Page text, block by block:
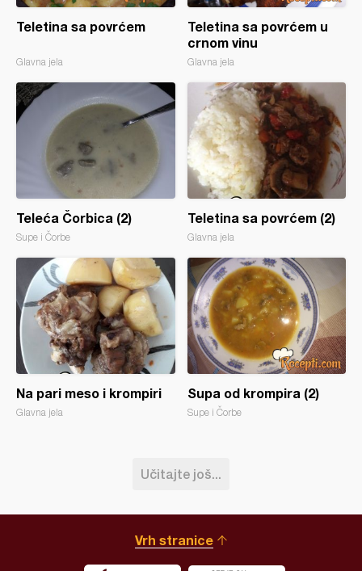
Teletina sa povrćem
Glavna jela
Teletina sa povrćem u
crnom vinu
Glavna jela
Teleća Čorbica (2)
Supe i Čorbe
Teletina sa povrćem (2)
Glavna jela
Na pari meso i krompiri
Glavna jela
Supa od krompira (2)
Supe i Čorbe
Učitajte još...
Vrh stranice